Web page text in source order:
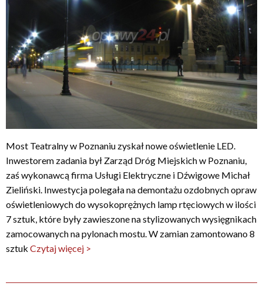
Most Teatralny w Poznaniu zyskał nowe oświetlenie LED.
Inwestorem zadania był Zarząd Dróg Miejskich w Poznaniu,
zaś wykonawcą firma Usługi Elektryczne i Dźwigowe Michał
Zieliński. Inwestycja polegała na demontażu ozdobnych opraw
oświetleniowych do wysokoprężnych lamp rtęciowych w ilości
7 sztuk, które były zawieszone na stylizowanych wysięgnikach
zamocowanych na pylonach mostu. W zamian zamontowano 8
sztuk Czytaj więcej >